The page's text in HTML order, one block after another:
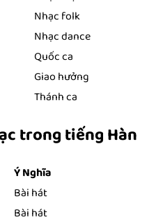
Nhạc folk
Nhạc dance
Quốc ca
Giao hưởng
Thánh ca
trong tiếng Hàn
Ý Nghĩa
Bài hát
Bài hát